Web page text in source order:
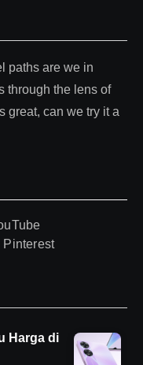
paths are we in
through the lens of
great, can we try it a
Pinterest
Harga di